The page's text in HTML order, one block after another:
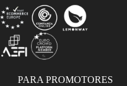
PARA PROMOTORES